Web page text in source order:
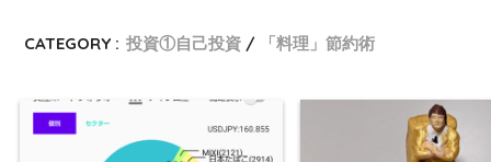
CATEGORY : 投資①自己投資 「料理」節約術